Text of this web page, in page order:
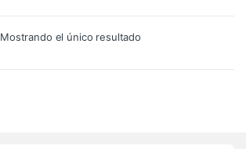
Mostrando el único resultado